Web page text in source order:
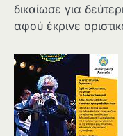
δικαίωσε για
αφού έκρινε